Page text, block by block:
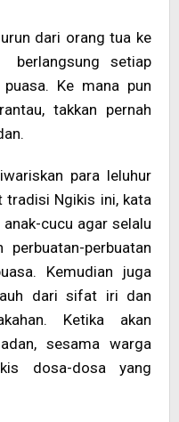
dari orang tua ke
berlangsung setiap
Ke mana pun
takkan pernah
para leluhur
tradisi Ngikis ini, kata
cucu agar selalu
perbuatan
Kemudian juga
dari sifat iri dan
Ketika akan
sesama warga
dosa-dosa yang